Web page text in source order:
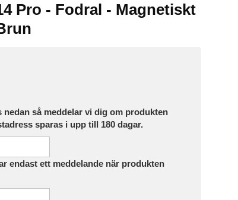
Pro - Fodral - Magnetiskt
nedan så meddelar vi dig om produkten
sparas i upp till 180 dagar.
endast ett meddelande när produkten